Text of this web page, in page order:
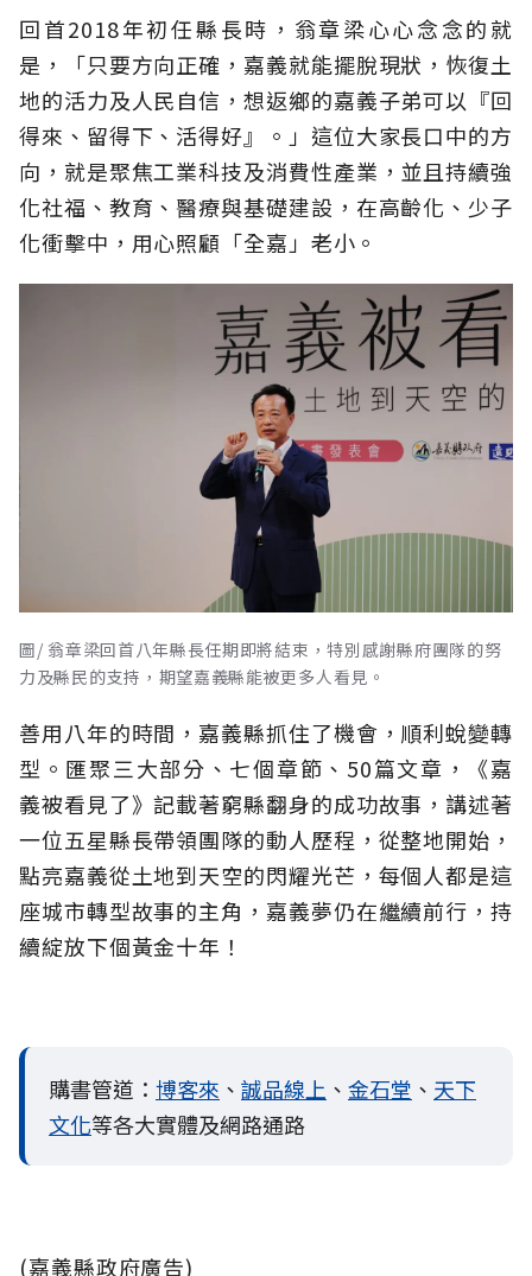
回首2018年初任縣長時，翁章梁心心念念的就
是，「只要方向正確，嘉義就能擺脫現狀，恢復土
地的活力及人民自信，想返鄉的嘉義子弟可以『回
得來、留得下、活得好』。」這位大家長口中的方
向，就是聚焦工業科技及消費性產業，並且持續強
化社福、教育、醫療與基礎建設，在高齡化、少子
化衝擊中，用心照顧「全嘉」老小。
圖/ 翁章梁回首八年縣長任期即將結束，特別感謝縣府團隊的努
力及縣民的支持，期望嘉義縣能被更多人看見。
善用八年的時間，嘉義縣抓住了機會，順利蛻變轉
型。匯聚三大部分、七個章節、50篇文章，《嘉
義被看見了》記載著窮縣翻身的成功故事，講述著
一位五星縣長帶領團隊的動人歷程，從整地開始，
點亮嘉義從土地到天空的閃耀光芒，每個人都是這
座城市轉型故事的主角，嘉義夢仍在繼續前行，持
續綻放下個黃金十年！
購書管道： 博客來 、 誠品線上 、 金石堂 、 天下
文化等各大實體及網路通路
(嘉義縣政府廣告)